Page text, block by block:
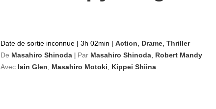
Date de sortie inconnue | 3h 02min | Action Drame Thriller
De Masahiro Shinoda Par Masahiro Shinoda Robert Mandy
Avec Iain Glen Masahiro Motoki Kippei Shiina